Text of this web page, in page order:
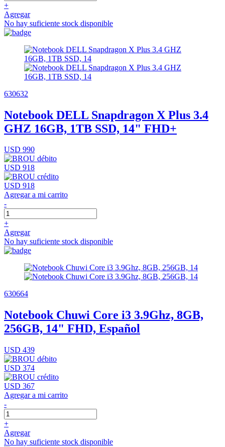
+
Agregar
No hay suficiente stock disponible
630632
Notebook DELL Snapdragon X Plus 3.4
GHZ 16GB, 1TB SSD, 14" FHD+
USD 990
USD 918
USD 918
Agregar a mi carrito
-
+
Agregar
No hay suficiente stock disponible
630664
Notebook Chuwi Core i3 3.9Ghz, 8GB,
256GB, 14" FHD, Español
USD 439
USD 374
USD 367
Agregar a mi carrito
-
+
Agregar
No hay suficiente stock disponible